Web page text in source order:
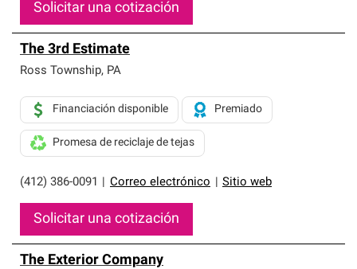
Solicitar una cotización
The 3rd Estimate
Ross Township, PA
(412) 386-0091 Correo electrónico Sitio web
Financiación disponible Premiado
Promesa de reciclaje de tejas
Solicitar una cotización
The Exterior Company